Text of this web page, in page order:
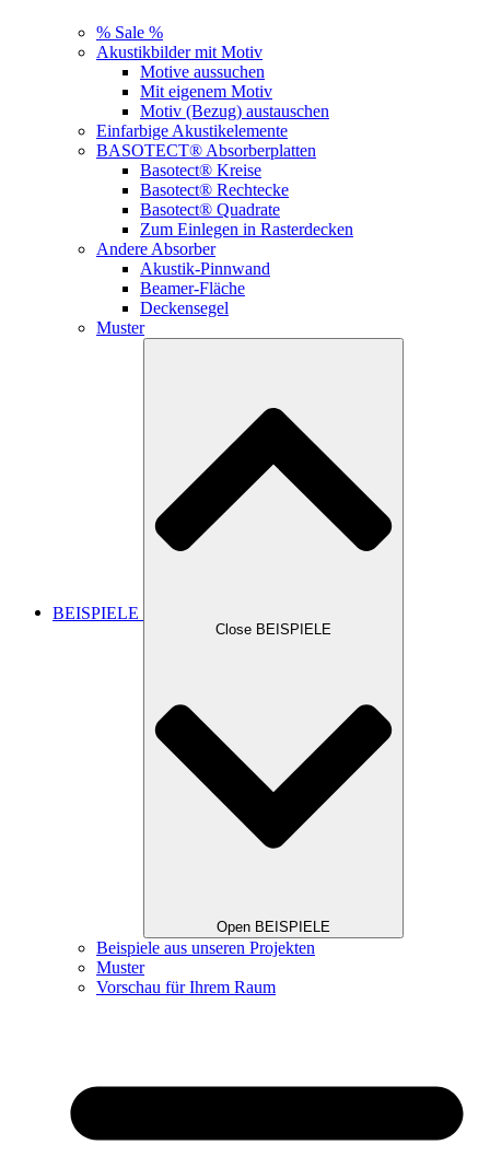
% Sale %
Akustikbilder mit Motiv
Motive aussuchen
Mit eigenem Motiv
Motiv (Bezug) austauschen
Einfarbige Akustikelemente
BASOTECT® Absorberplatten
Basotect® Kreise
Basotect® Rechtecke
Basotect® Quadrate
Zum Einlegen in Rasterdecken
Andere Absorber
Akustik-Pinnwand
Beamer-Fläche
Deckensegel
Muster
BEISPIELE
Close BEISPIELE
Open BEISPIELE
Beispiele aus unseren Projekten
Muster
Vorschau für Ihrem Raum